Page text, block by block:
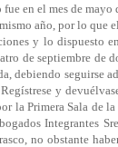
en el mes de
año, por lo que
y lo dispuesto
de septiembre de
debiendo seguirse
y
la Primera Sala de
Integrantes
no obstante